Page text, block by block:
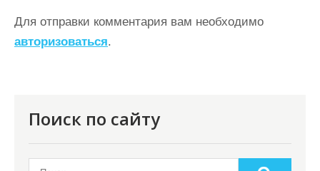
Для отправки комментария вам необходимо
авторизоваться.
Поиск по сайту